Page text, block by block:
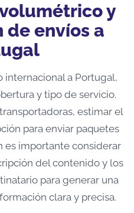
y
de envíos a
internacional a Portugal,
y tipo de servicio.
estimar el
para enviar paquetes
es importante considerar
del contenido y los
para generar una
clara y precisa.